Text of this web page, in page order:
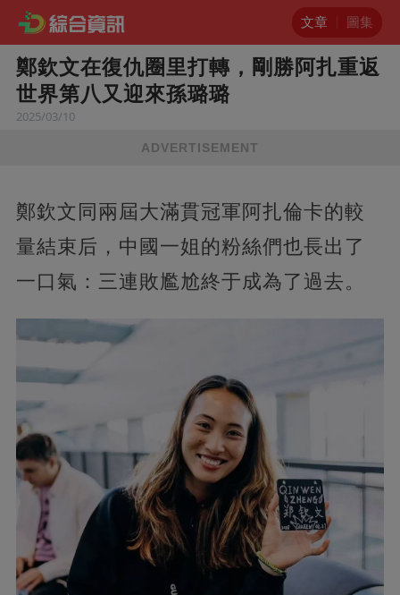
文章 圖集
鄭欽文在復仇圈里打轉，剛勝阿扎重返
世界第八又迎來孫璐璐
2025/03/10
ADVERTISEMENT
鄭欽文同兩屆大滿貫冠軍阿扎倫卡的較
量結束后，中國一姐的粉絲們也長出了
一口氣：三連敗尷尬終于成為了過去。